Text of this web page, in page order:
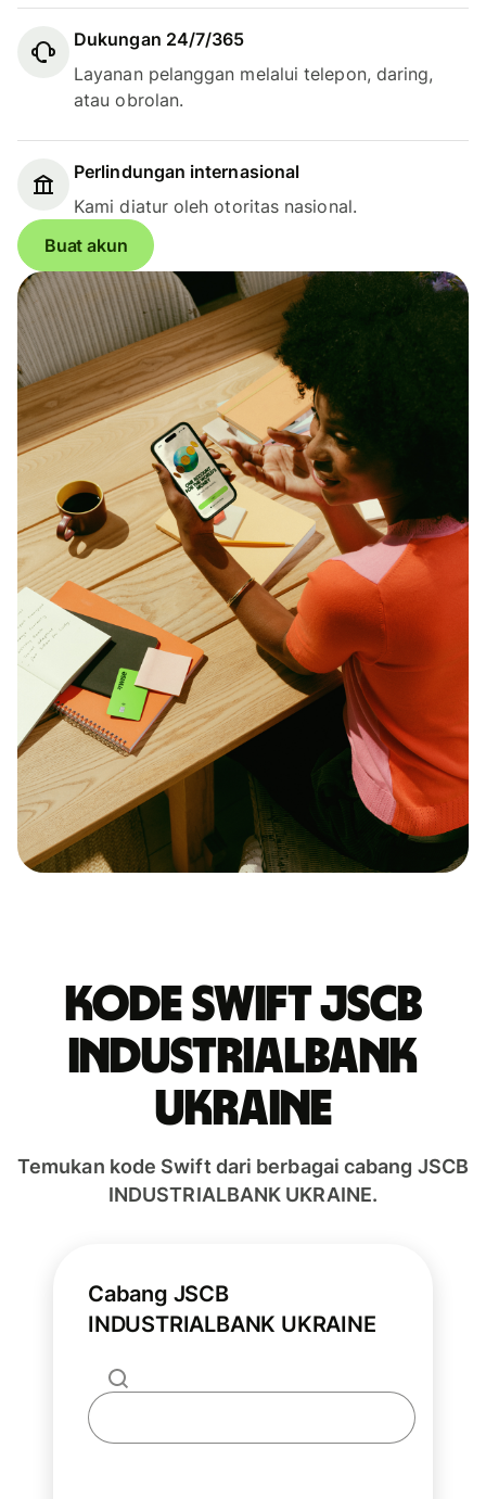
Dukungan 24/7/365
Layanan pelanggan melalui telepon, daring,
atau obrolan.
Perlindungan internasional
Kami diatur oleh otoritas nasional.
Buat akun
Kode Swift JSCB
INDUSTRIALBANK
UKRAINE
Temukan kode Swift dari berbagai cabang JSCB
INDUSTRIALBANK UKRAINE.
Cabang JSCB
INDUSTRIALBANK UKRAINE